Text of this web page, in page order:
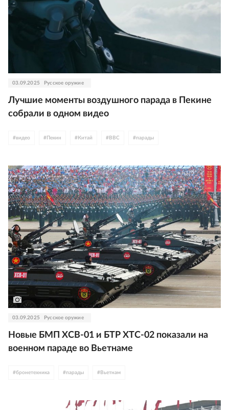
03.09.2025 Русское оружие
Лучшие моменты воздушного парада в Пекине
собрали в одном видео
#видео # Пекин # Китай # ВВС #парады
03.09.2025 Русское оружие
Новые БМП XCB-01 и БТР XTC-02 показали на
военном параде во Вьетнаме
#бронетехника #парады # Вьетнам